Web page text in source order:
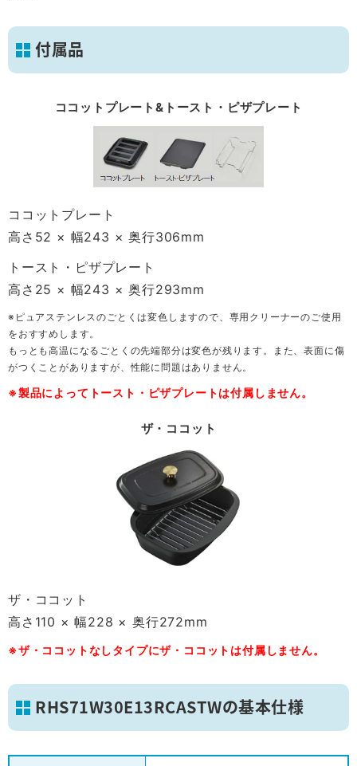
付属品
ココットプレート&トースト・ピザプレート
ココットプレート
高さ52 × 幅243 × 奥行306mm
トースト・ピザプレート
高さ25 × 幅243 × 奥行293mm
※ピュアステンレスのごとくは変色しますので、専用クリーナーのご使用
をおすすめします。
もっとも高温になるごとくの先端部分は変色が残ります。また、表面に傷
がつくことがありますが、性能に問題はありません。
※製品によってトースト・ピザプレートは付属しません。
ザ・ココット
ザ・ココット
高さ110 × 幅228 × 奥行272mm
※ザ・ココットなしタイプにザ・ココットは付属しません。
RHS71W30E13RCASTWの基本仕様